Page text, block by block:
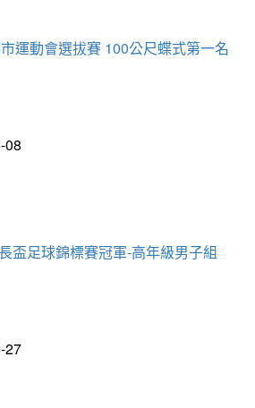
運動會選拔賽 100公尺蝶式第一名
08
盃足球錦標賽冠軍-高年級男子組
27